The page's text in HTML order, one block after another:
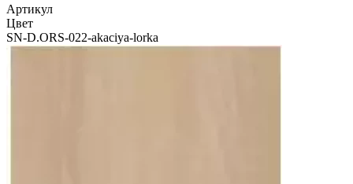
Артикул
Цвет
SN-D.ORS-022-akaciya-lorka